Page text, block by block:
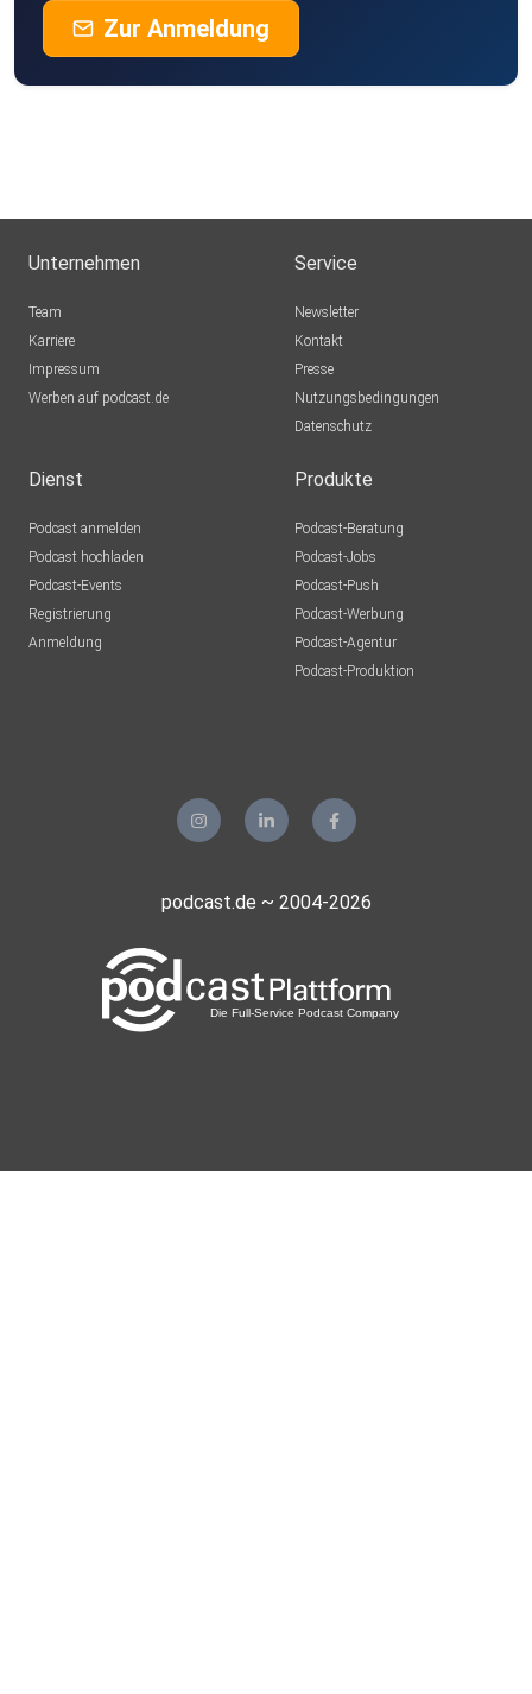
Zur Anmeldung
Unternehmen
Team
Karriere
Impressum
Werben auf podcast.de
Service
Newsletter
Kontakt
Presse
Nutzungsbedingungen
Datenschutz
Dienst
Podcast anmelden
Podcast hochladen
Podcast-Events
Registrierung
Anmeldung
Produkte
Podcast-Beratung
Podcast-Jobs
Podcast-Push
Podcast-Werbung
Podcast-Agentur
Podcast-Produktion
podcast.de ~ 2004-2026